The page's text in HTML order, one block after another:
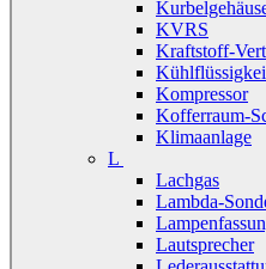
KVRS
Kraftstoff-
Kompressor
Kofferraum-
Klimaanlage
L
Lachgas
Lambda-
Lautsprecher